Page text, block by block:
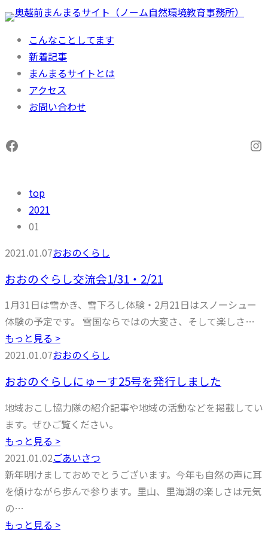
内
こんなことしてます
新着記事
まんまるサイトとは
アクセス
お問い合わせ
Facebook
top
2021
01
2021.01.07おおのくらし
おおのぐらし交流会1/31・2/21
1月31日は雪かき、雪下ろし体験・2月21日はスノーシュー
体験の予定です。 雪国ならではの大変さ、そして楽しさ…
もっと見る >
2021.01.07おおのくらし
おおのぐらしにゅーす25号を発行しました
地域おこし協力隊の紹介記事や地域の活動などを掲載してい
ます。ぜひご覧ください。
もっと見る >
2021.01.02ごあいさつ
新年明けましておめでとうございます。今年も自然の声に耳
を傾けながら歩んで参ります。里山、里海湖の楽しさは元気
の…
もっと見る >